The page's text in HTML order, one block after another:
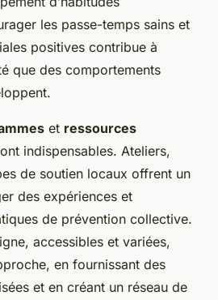
les passe-temps sains et
positives contribue à
que des comportements
et ressources
indispensables. Ateliers,
de soutien locaux offrent un
des expériences et
de prévention collective.
accessibles et variées,
en fournissant des
et en créant un réseau de